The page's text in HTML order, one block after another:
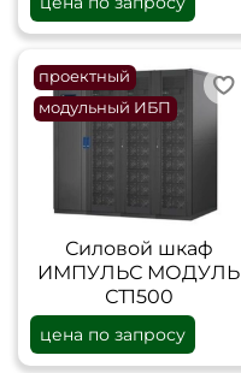
проектный
модульный ИБП
Силовой шкаф
ИМПУЛЬС МОДУЛЬ
СТ1500
цена по запросу